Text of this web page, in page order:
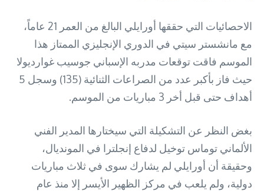
الاحصائيات التي حققها أورايلي البالغ من العمر 21 عاماً،
مع مانشستر سيتي في الدوري الإنجليزي الممتاز هذا
الموسم فاقت توقعات مدربه الإسباني جوسيب غوارديولا
حيث فاز بأكبر عدد من الصراعات الثنائية (135) وسجل 5
أهداف حتى قبل أخر 3 مباريات من الموسم.
بغض النظر عن التشكيلة التي سيختارها المدير الفني
الألماني توماس توخيل لدفاع إنجلترا في المونديال،
وحقيقة أن أورايلي لم يشارك سوى في ثلاث مباريات
دولية، ولم يلعب في مركز الظهير الأيسر إلا منذ عام